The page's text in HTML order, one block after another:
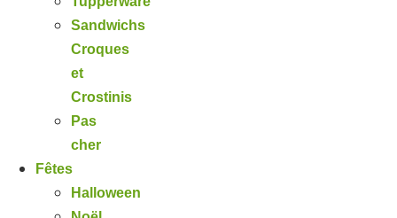
Sandwichs
Croques
et
Crostinis
Pas
cher
Fêtes
Halloween